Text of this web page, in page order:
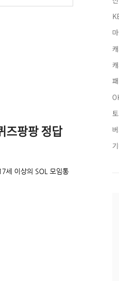
즈팡팡 정답
세 이상의 SOL 모임통